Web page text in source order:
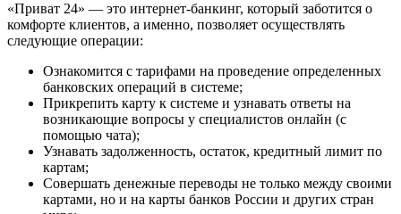
«Приват 24» — это интернет-банкинг, который заботится о
комфорте клиентов, а именно, позволяет осуществлять
следующие операции:
Ознакомится с тарифами на проведение определенных
банковских операций в системе;
Прикрепить карту к системе и узнавать ответы на
возникающие вопросы у специалистов онлайн (с
помощью чата);
Узнавать задолженность, остаток, кредитный лимит по
картам;
Совершать денежные переводы не только между своими
картами, но и на карты банков России и других стран